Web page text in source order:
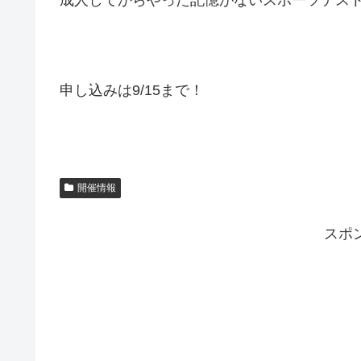
申し込みは9/15まで！
開催情報
スポ